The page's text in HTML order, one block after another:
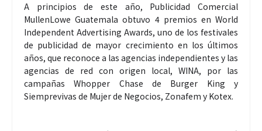
A principios de este año, Publicidad Comercial
MullenLowe Guatemala obtuvo 4 premios en World
Independent Advertising Awards, uno de los festivales
de publicidad de mayor crecimiento en los últimos
años, que reconoce a las agencias independientes y las
agencias de red con origen local, WINA, por las
campañas Whopper Chase de Burger King y
Siemprevivas de Mujer de Negocios, Zonafem y Kotex.